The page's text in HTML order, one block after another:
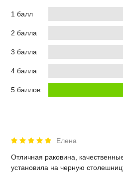
1 балл
2 балла
3 балла
4 балла
5 баллов
Елена
Отличная раковина,
установила на черную